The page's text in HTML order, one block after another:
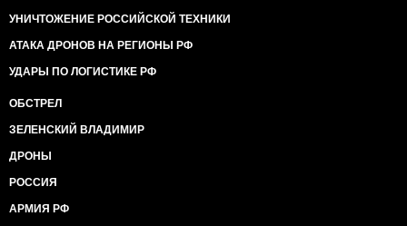
УНИЧТОЖЕНИЕ РОССИЙСКОЙ ТЕХНИКИ
АТАКА ДРОНОВ НА РЕГИОНЫ РФ
УДАРЫ ПО ЛОГИСТИКЕ РФ
ОБСТРЕЛ
ЗЕЛЕНСКИЙ ВЛАДИМИР
ДРОНЫ
РОССИЯ
АРМИЯ РФ